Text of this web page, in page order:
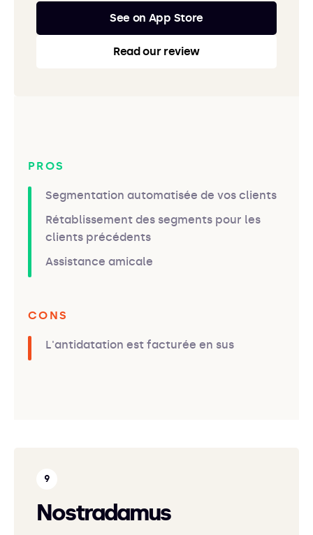
See on App Store
Read our review
PROS
Segmentation automatisée de vos clients
Rétablissement des segments pour les
clients précédents
Assistance amicale
CONS
L'antidatation est facturée en sus
Nostradamus